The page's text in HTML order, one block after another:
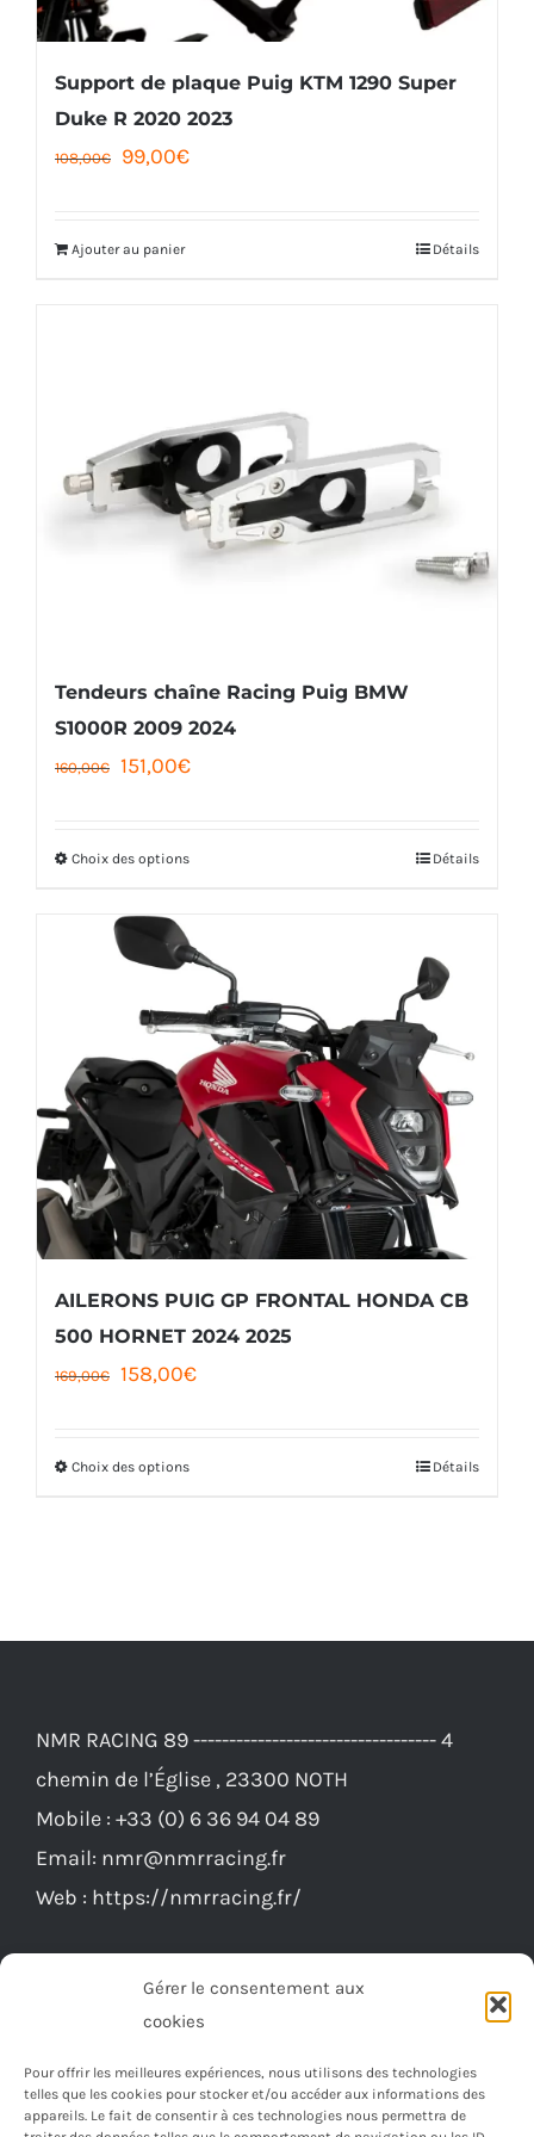
Gérer le consentement aux
cookies
Pour offrir les meilleures expériences, nous utilisons des technologies
telles que les cookies pour stocker et/ou accéder aux informations des
appareils. Le fait de consentir à ces technologies nous permettra de
Support de plaque Puig KTM 1290 Super
Duke R 2020 2023
108,00 €
Le
était :
99,00€Le
Ajouter au panier Détails
Tendeurs chaîne Racing Puig BMW
S1000R 2009 2024
160,00 €
Le
était :
160,00€.
151,00€Le
Choix des options Ce
a
plusieurs
variations.
Les
options
peuvent
être
choisies
sur
la
page
du
Détails
AILERONS PUIG GP FRONTAL HONDA CB
500 HORNET 2024 2025
169,00 €
Le
était :
158,00€Le
Choix des options Ce
peuvent
être
choisies
sur
la
du
produit
Détails
NMR RACING 89 ---------------------------------- 4
chemin de l’Église , 23300 NOTH
Mobile : +33 (0) 6 36 94 04 89
Email: nmr@nmrracing.fr
Web : https://nmrracing.fr/